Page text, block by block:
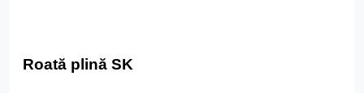
Roată plină SK